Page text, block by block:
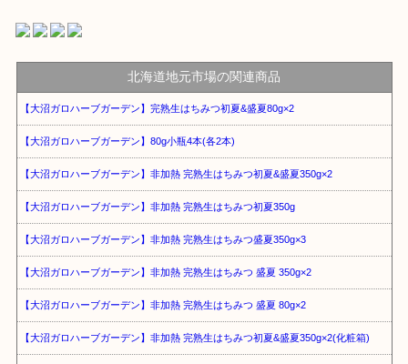
北海道地元市場の関連商品
【大沼ガロハーブガーデン】完熟生はちみつ初夏&盛夏80g×2
【大沼ガロハーブガーデン】80g小瓶4本(各2本)
【大沼ガロハーブガーデン】非加熱 完熟生はちみつ初夏&盛夏350g×2
【大沼ガロハーブガーデン】非加熱 完熟生はちみつ初夏350g
【大沼ガロハーブガーデン】非加熱 完熟生はちみつ盛夏350g×3
【大沼ガロハーブガーデン】非加熱 完熟生はちみつ 盛夏 350g×2
【大沼ガロハーブガーデン】非加熱 完熟生はちみつ 盛夏 80g×2
【大沼ガロハーブガーデン】非加熱 完熟生はちみつ初夏&盛夏350g×2(化粧箱)